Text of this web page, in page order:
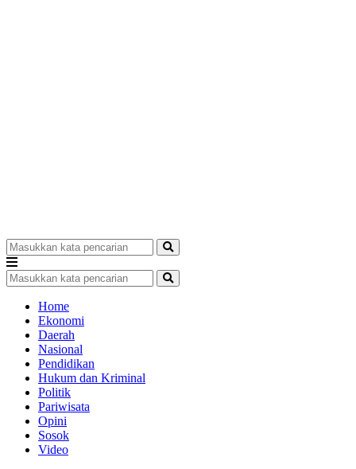
Home
Ekonomi
Daerah
Nasional
Pendidikan
Hukum dan Kriminal
Politik
Pariwisata
Opini
Sosok
Video